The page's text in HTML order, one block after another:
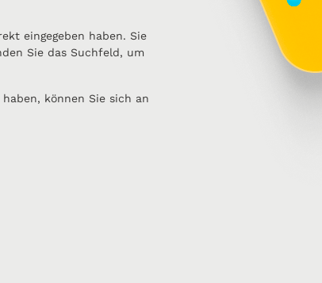
eingegeben haben. Sie
Sie das Suchfeld, um
können Sie sich an